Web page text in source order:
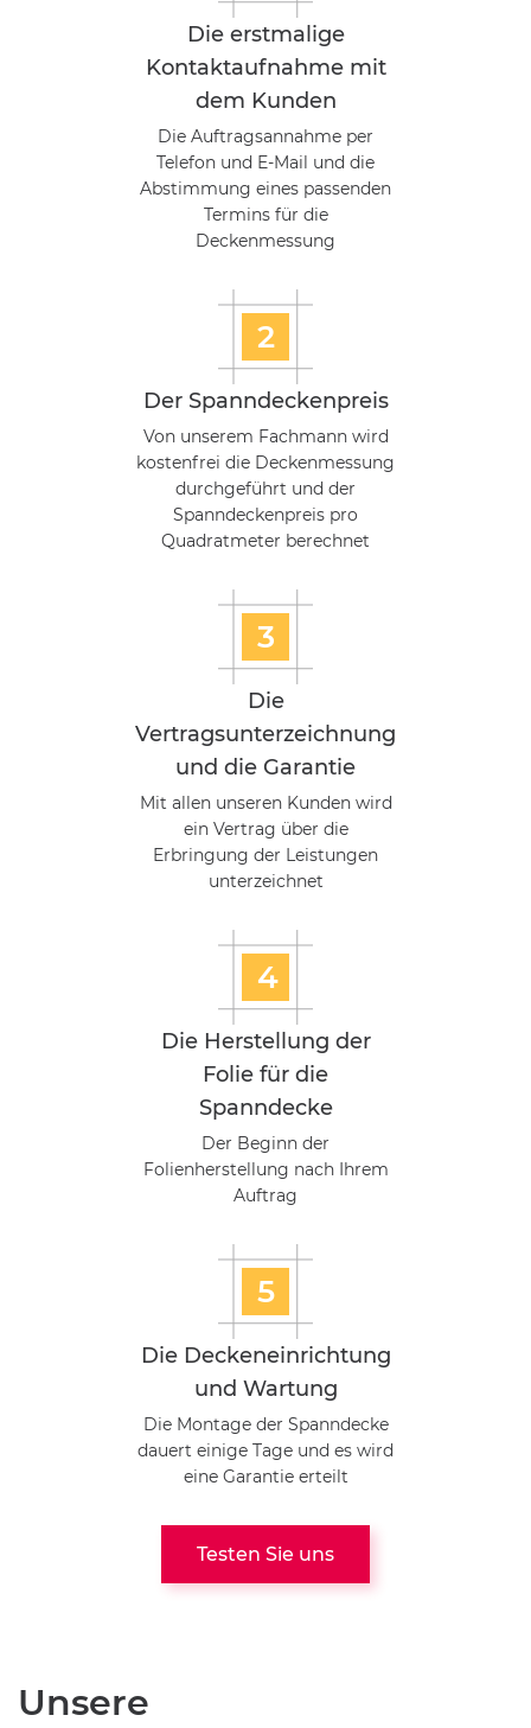
Die erstmalige
Kontaktaufnahme mit
dem Kunden
Die Auftragsannahme per
Telefon und E-Mail und die
Abstimmung eines passenden
Termins für die
Deckenmessung
2
Der Spanndeckenpreis
Von unserem Fachmann wird
kostenfrei die Deckenmessung
durchgeführt und der
Spanndeckenpreis pro
Quadratmeter berechnet
3
Die
Vertragsunterzeichnung
und die Garantie
Mit allen unseren Kunden wird
ein Vertrag über die
Erbringung der Leistungen
unterzeichnet
4
Die Herstellung der
Folie für die
Spanndecke
Der Beginn der
Folienherstellung nach Ihrem
Auftrag
5
Die Deckeneinrichtung
und Wartung
Die Montage der Spanndecke
dauert einige Tage und es wird
eine Garantie erteilt
Testen Sie uns
Unsere